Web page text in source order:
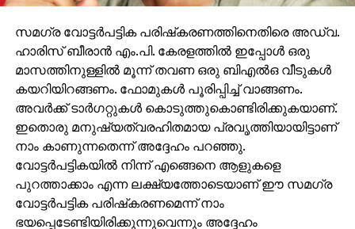
സമഗ്ര വോട്ടര്‍പട്ടിക പരിഷ്‌കരണത്തിനെതിരെ അഡ്വ.
ഹാരിസ് ബീരാന്‍ എം.പി. കേരളത്തില്‍ ഇപ്പോള്‍ ഒരു
മാസത്തിനുള്ളില്‍ മൂന്ന് തവണ ഒരു ബിഎല്‍ഒ വീടുകള്‍
കയറിയിറങ്ങണം. ഫോമുകള്‍ പൂരിപ്പിച്ച് വാങ്ങണം.
അവര്‍ക്ക് ടാര്‍ഗറ്റുകള്‍ കൊടുത്തുകൊണ്ടിരിക്കുകയാണ്.
ഇതൊരു മനുഷ്യത്വരഹിതമായ പ്രവൃത്തിയായിട്ടാണ്
നാം കാണുന്നതെന്ന് അദ്ദേഹം പറഞ്ഞു.
വോട്ടര്‍പട്ടികയില്‍ നിന്ന് എങ്ങെനെ ആളുകളെ
പുറത്താക്കാം എന്ന ലക്ഷ്യത്തോടെയാണ് ഈ സമഗ്ര
വോട്ടര്‍പട്ടിക പരിഷ്‌കരണമെന്ന് നാം
ഭയപ്പെടേണ്ടിയിരിക്കുന്നുവെന്നും അദ്ദേഹം
വ്യക്തമാക്കി.